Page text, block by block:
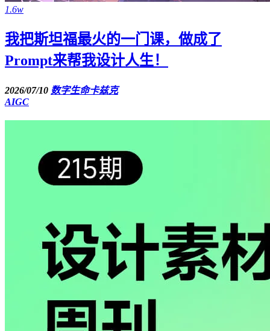
1.6w
我把斯坦福最火的一门课，做成了
Prompt来帮我设计人生！
2026/07/10 数字生命卡兹克
AIGC